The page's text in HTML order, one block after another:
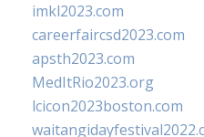
imkl2023.com
careerfaircsd2023.com
apsth2023.com
MedItRio2023.org
lcicon2023boston.com